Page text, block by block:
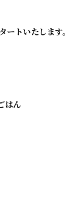
ートいたします。
はん